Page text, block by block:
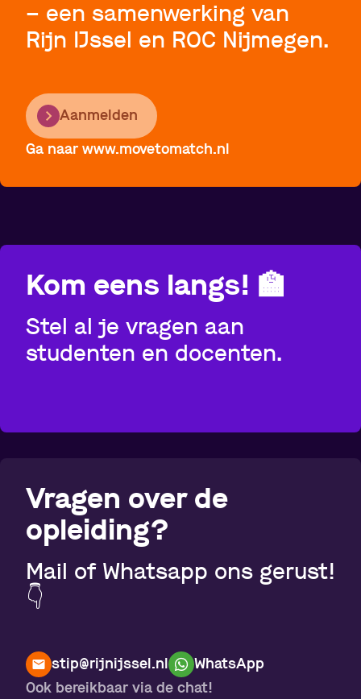
– een samenwerking van
Rijn IJssel en ROC Nijmegen.
Aanmelden
Ga naar www.movetomatch.nl
Kom eens langs! 🏫
Stel al je vragen aan
studenten en docenten.
Vragen over de
opleiding?
Mail of Whatsapp ons gerust!
👇
stip@rijnijssel.nl
WhatsApp
Ook bereikbaar via de chat!